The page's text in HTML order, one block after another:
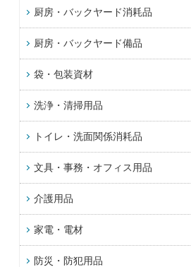
厨房・バックヤード消耗品
厨房・バックヤード備品
袋・包装資材
洗浄・清掃用品
トイレ・洗面関係消耗品
文具・事務・オフィス用品
介護用品
家電・電材
防災・防犯用品